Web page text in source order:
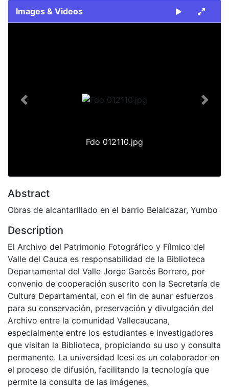
Images & Videos
Fdo 012110.jpg
Previous Next
Abstract
Obras de alcantarillado en el barrio Belalcazar, Yumbo
Description
El Archivo del Patrimonio Fotográfico y Fílmico del
Valle del Cauca es responsabilidad de la Biblioteca
Departamental del Valle Jorge Garcés Borrero, por
convenio de cooperación suscrito con la Secretaría de
Cultura Departamental, con el fin de aunar esfuerzos
para su conservación, preservación y divulgación del
Archivo entre la comunidad Vallecaucana,
especialmente entre los estudiantes e investigadores
que visitan la Biblioteca, propiciando su uso y consulta
permanente. La universidad Icesi es un colaborador en
el proceso de difusión, facilitando la tecnología que
permite la consulta de las imágenes.